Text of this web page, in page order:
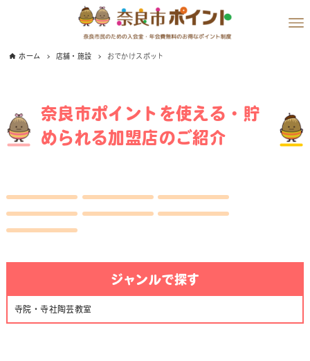
ホーム 店舗・施設 おでかけスポット
奈良市ポイントを使える・貯
められる加盟店のご紹介
ジャンルで探す
寺院・寺社陶芸教室